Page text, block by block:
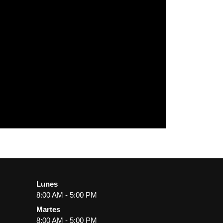
Lunes
8:00 AM - 5:00 PM
Martes
8:00 AM - 5:00 PM